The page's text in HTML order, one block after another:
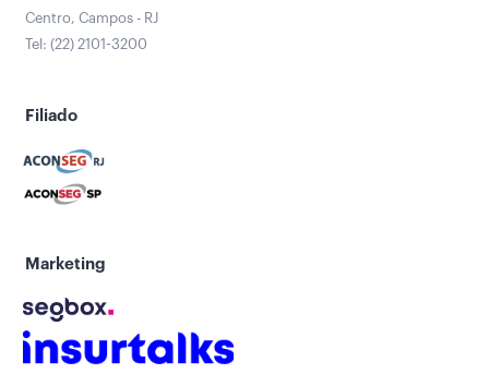
Centro, Campos - RJ
Tel: (22) 2101-3200
Filiado
Marketing